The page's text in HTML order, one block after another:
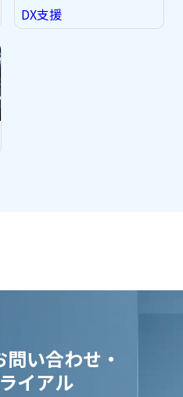
DX支援
い合わせ・
イアル